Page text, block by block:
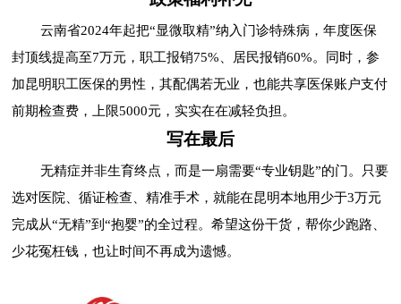
云南省2024年起把“显微取精”纳入门诊特殊病，年度医保
封顶线提高至7万元，职工报销75%、居民报销60%。同时，参
加昆明职工医保的男性，其配偶若无业，也能共享医保账户支付
前期检查费，上限5000元，实实在在减轻负担。
写在最后
无精症并非生育终点，而是一扇需要“专业钥匙”的门。只要
选对医院、循证检查、精准手术，就能在昆明本地用少于3万元
完成从“无精”到“抱婴”的全过程。希望这份干货，帮你少跑路、
少花冤枉钱，也让时间不再成为遗憾。